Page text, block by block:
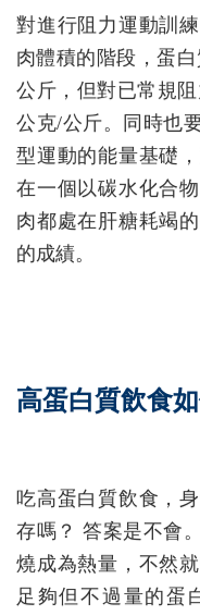
對進行阻力運動訓
肉體積的階段，蛋
公斤，但對已常規
公克/公斤。同時也
型運動的能量基礎
在一個以碳水化合
肉都處在肝糖耗竭
的成績。
高蛋白質飲食
吃高蛋白質飲食，
存嗎？ 答案是不會
燒成為熱量，不然
足夠但不過量的蛋